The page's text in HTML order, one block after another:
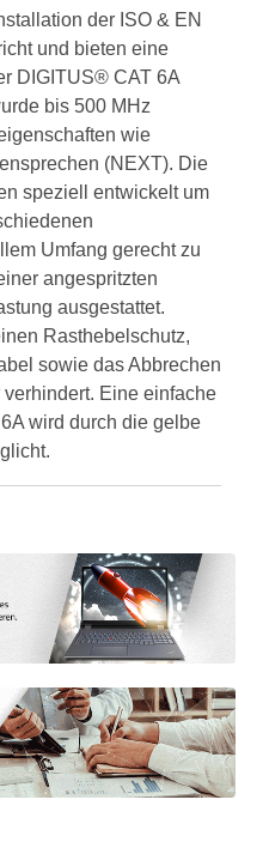
der ISO & EN
und bieten eine
DIGITUS® CAT 6A
bis 500 MHz
wie
(NEXT). Die
speziell entwickelt um
Umfang gerecht zu
angespritzten
ausgestattet.
Rasthebelschutz,
sowie das Abbrechen
Eine einfache
wird durch die gelbe